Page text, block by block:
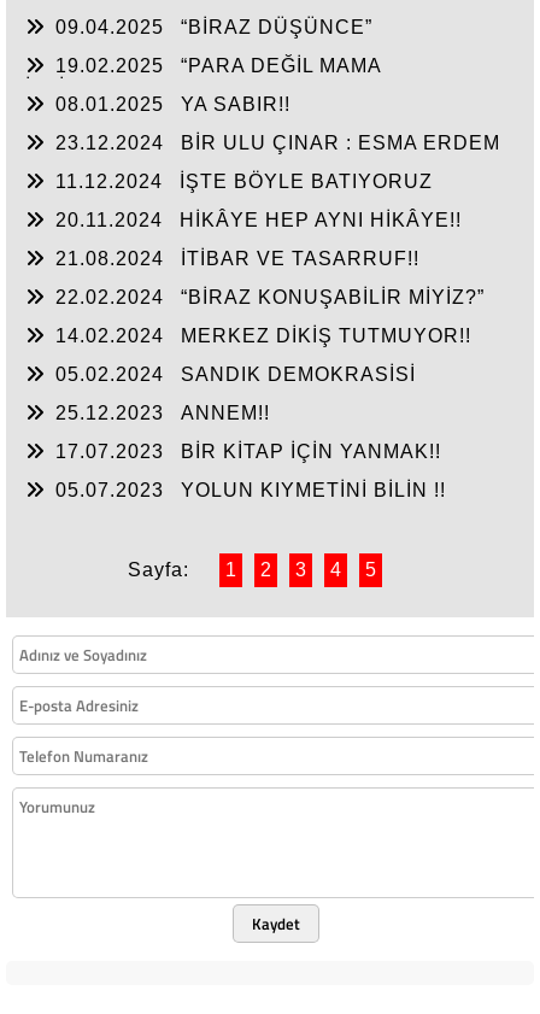
09.04.2025
“BİRAZ DÜŞÜNCE”
19.02.2025
“PARA DEĞİL MAMA
08.01.2025
YA SABIR!!
23.12.2024
BİR ULU ÇINAR : ESMA ERDEM
11.12.2024
İŞTE BÖYLE BATIYORUZ
20.11.2024
HİKÂYE HEP AYNI HİKÂYE!!
21.08.2024
İTİBAR VE TASARRUF!!
22.02.2024
“BİRAZ KONUŞABİLİR MİYİZ?”
14.02.2024
MERKEZ DİKİŞ TUTMUYOR!!
05.02.2024
SANDIK DEMOKRASİSİ
25.12.2023
ANNEM!!
17.07.2023
BİR KİTAP İÇİN YANMAK!!
05.07.2023
YOLUN KIYMETİNİ BİLİN !!
Sayfa: 1 2 3 4 5
Kaydet